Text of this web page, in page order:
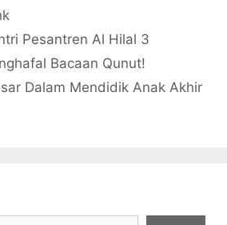
Pesantren Al Hilal 3
Bacaan Qunut!
Dalam Mendidik Anak Akhir